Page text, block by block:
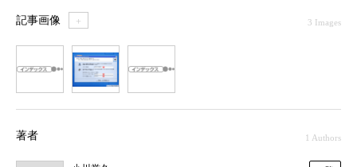
記事画像 ＋ 3 Images
著者 1 Authors